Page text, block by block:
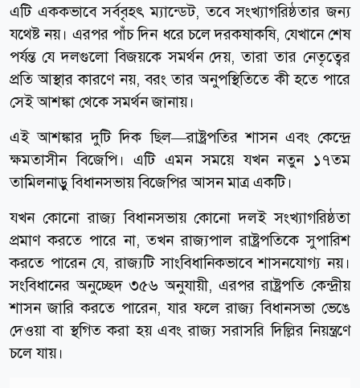
এটি এককভাবে সর্ববৃহৎ ম্যান্ডেট, তবে সংখ্যাগরিষ্ঠতার জন্য
যথেষ্ট নয়। এরপর পাঁচ দিন ধরে চলে দরকষাকষি, যেখানে শেষ
পর্যন্ত যে দলগুলো বিজয়কে সমর্থন দেয়, তারা তার নেতৃত্বের
প্রতি আস্থার কারণে নয়, বরং তার অনুপস্থিতিতে কী হতে পারে
সেই আশঙ্কা থেকে সমর্থন জানায়।
এই আশঙ্কার দুটি দিক ছিল—রাষ্ট্রপতির শাসন এবং কেন্দ্রে
ক্ষমতাসীন বিজেপি। এটি এমন সময়ে যখন নতুন ১৭তম
তামিলনাড়ু বিধানসভায় বিজেপির আসন মাত্র একটি।
যখন কোনো রাজ্য বিধানসভায় কোনো দলই সংখ্যাগরিষ্ঠতা
প্রমাণ করতে পারে না, তখন রাজ্যপাল রাষ্ট্রপতিকে সুপারিশ
করতে পারেন যে, রাজ্যটি সাংবিধানিকভাবে শাসনযোগ্য নয়।
সংবিধানের অনুচ্ছেদ ৩৫৬ অনুযায়ী, এরপর রাষ্ট্রপতি কেন্দ্রীয়
শাসন জারি করতে পারেন, যার ফলে রাজ্য বিধানসভা ভেঙে
দেওয়া বা স্থগিত করা হয় এবং রাজ্য সরাসরি দিল্লির নিয়ন্ত্রণে
চলে যায়।